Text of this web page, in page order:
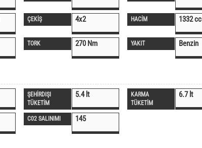
ÇEKİŞ 4x2 HACİM 1332 cc
TORK 270 Nm YAKIT Benzin
ŞEHİRDIŞI
TÜKETİM
5.4 lt
KARMA
TÜKETİM
6.7 lt
C02 SALINIMI 145